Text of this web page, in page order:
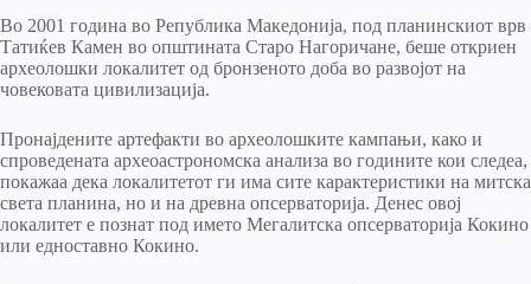
Во 2001 година во Република Македонија, под планинскиот врв
Татиќев Камен во општината Старо Нагоричане, беше откриен
археолошки локалитет од бронзеното доба во развојот на
човековата цивилизација.
Пронајдените артефакти во археолошките кампањи, како и
спроведената археоастрономска анализа во годините кои следеа,
покажаа дека локалитетот ги има сите карактеристики на митска
света планина, но и на древна опсерваторија. Денес овој
локалитет е познат под името Мегалитска опсерваторија Кокино
или едноставно Кокино.